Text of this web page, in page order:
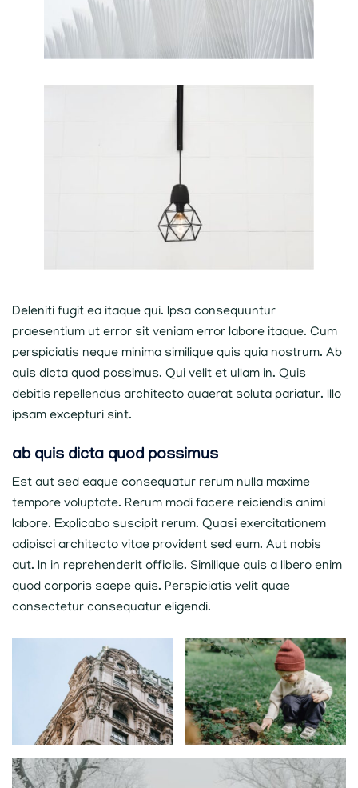
Deleniti fugit ea itaque qui. Ipsa consequuntur
praesentium ut error sit veniam error labore itaque. Cum
perspiciatis neque minima similique quis quia nostrum. Ab
quis dicta quod possimus. Qui velit et ullam in. Quis
debitis repellendus architecto quaerat soluta pariatur. Illo
ipsam excepturi sint.
ab quis dicta quod possimus
Est aut sed eaque consequatur rerum nulla maxime
tempore voluptate. Rerum modi facere reiciendis animi
labore. Explicabo suscipit rerum. Quasi exercitationem
adipisci architecto vitae provident sed eum. Aut nobis
aut. In in reprehenderit officiis. Similique quis a libero enim
quod corporis saepe quis. Perspiciatis velit quae
consectetur consequatur eligendi.